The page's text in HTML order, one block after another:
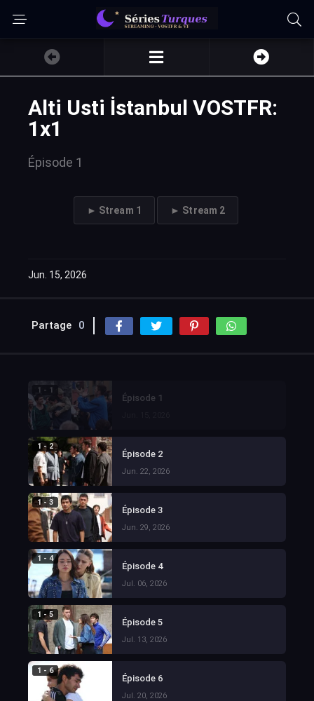
Alti Usti İstanbul VOSTFR:
1x1
Épisode 1
► Stream 1 ► Stream 2
Jun. 15, 2026
Partage 0
1 - 1
Épisode 1
1 - 2
Épisode 2
Jun. 22, 2026
1 - 3
Épisode 3
Jun. 29, 2026
1 - 4
Épisode 4
Jul. 06, 2026
1 - 5
Épisode 5
Jul. 13, 2026
1 - 6
Épisode 6
Jul. 20, 2026